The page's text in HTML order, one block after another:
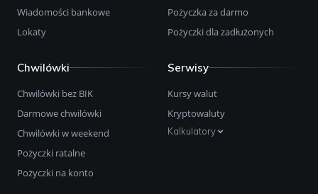
Wiadomości bankowe
Lokaty
Pożyczka za darmo
Pożyczki dla zadłużonych
Chwilówki
Chwilówki bez BIK
Darmowe chwilówki
Chwilówki w weekend
Pożyczki ratalne
Pożyczki na konto
Serwisy
Kursy walut
Kryptowaluty
Kalkulatory